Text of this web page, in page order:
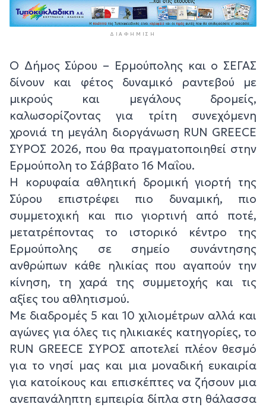
ΔΙΑΦΉΜΙΣΗ
Ο Δήμος Σύρου – Ερμούπολης και ο ΣΕΓΑΣ
δίνουν και φέτος δυναμικό ραντεβού με
μικρούς και μεγάλους δρομείς,
καλωσορίζοντας για τρίτη συνεχόμενη
χρονιά τη μεγάλη διοργάνωση RUN GREECE
ΣΥΡΟΣ 2026, που θα πραγματοποιηθεί στην
Ερμούπολη το Σάββατο 16 Μαΐου.
Η κορυφαία αθλητική δρομική γιορτή της
Σύρου επιστρέφει πιο δυναμική, πιο
συμμετοχική και πιο γιορτινή από ποτέ,
μετατρέποντας το ιστορικό κέντρο της
Ερμούπολης σε σημείο συνάντησης
ανθρώπων κάθε ηλικίας που αγαπούν την
κίνηση, τη χαρά της συμμετοχής και τις
αξίες του αθλητισμού.
Με διαδρομές 5 και 10 χιλιομέτρων αλλά και
αγώνες για όλες τις ηλικιακές κατηγορίες, το
RUN GREECE ΣΥΡΟΣ αποτελεί πλέον θεσμό
για το νησί μας και μια μοναδική ευκαιρία
για κατοίκους και επισκέπτες να ζήσουν μια
ανεπανάληπτη εμπειρία δίπλα στη θάλασσα